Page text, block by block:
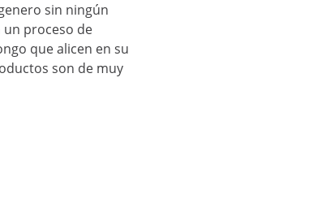
sin ningún
un proceso de
que alicen en su
son de muy